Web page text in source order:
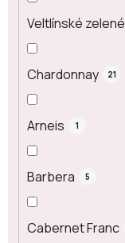
Veltlínské zelené
Chardonnay 21
Arneis 1
Barbera 5
Cabernet Franc